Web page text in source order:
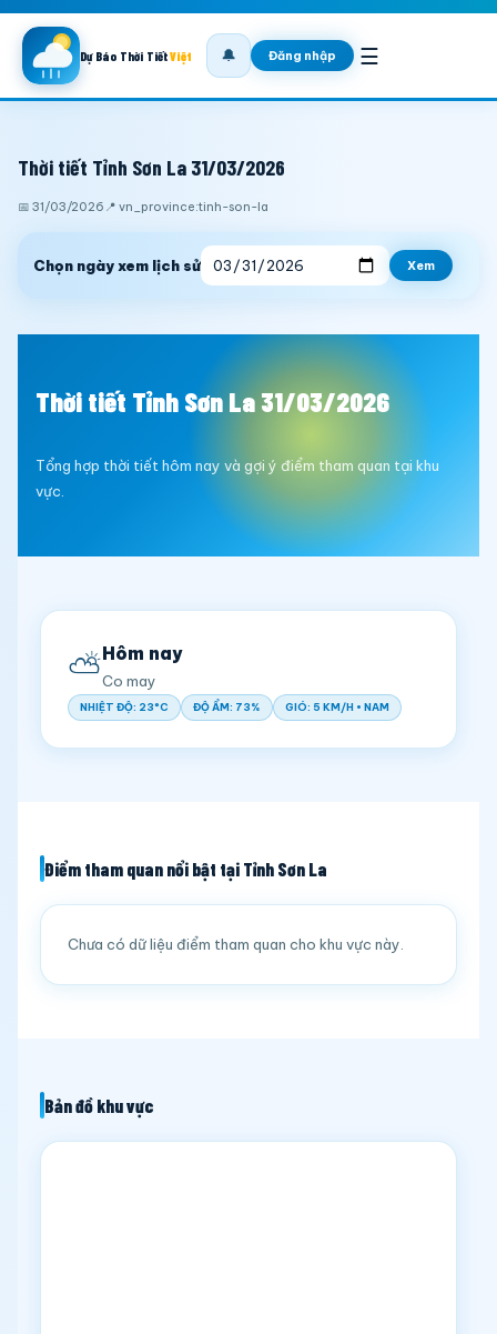
Dự Báo Thời TiếtViệt 🔔 Đăng nhập ☰
Thời tiết Tỉnh Sơn La 31/03/2026
📅 31/03/2026 📍 vn_province:tinh-son-la
Chọn ngày xem lịch sử Xem
Thời tiết Tỉnh Sơn La 31/03/2026
Tổng hợp thời tiết hôm nay và gợi ý điểm tham quan tại khu
vực.
⛅Hôm nay
Co may
NHIỆT ĐỘ: 23°C ĐỘ ẨM: 73% GIÓ: 5 KM/H • NAM
Điểm tham quan nổi bật tại Tỉnh Sơn La
Chưa có dữ liệu điểm tham quan cho khu vực này.
Bản đồ khu vực